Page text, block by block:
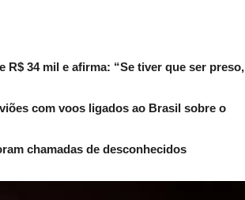
R$ 34 mil e afirma: “Se tiver que ser preso,
com voos ligados ao Brasil sobre o
chamadas de desconhecidos